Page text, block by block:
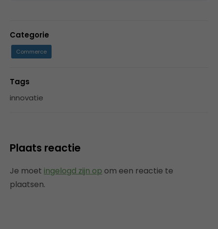
Categorie
Commerce
Tags
innovatie
Plaats reactie
Je moet ingelogd zijn op om een reactie te
plaatsen.